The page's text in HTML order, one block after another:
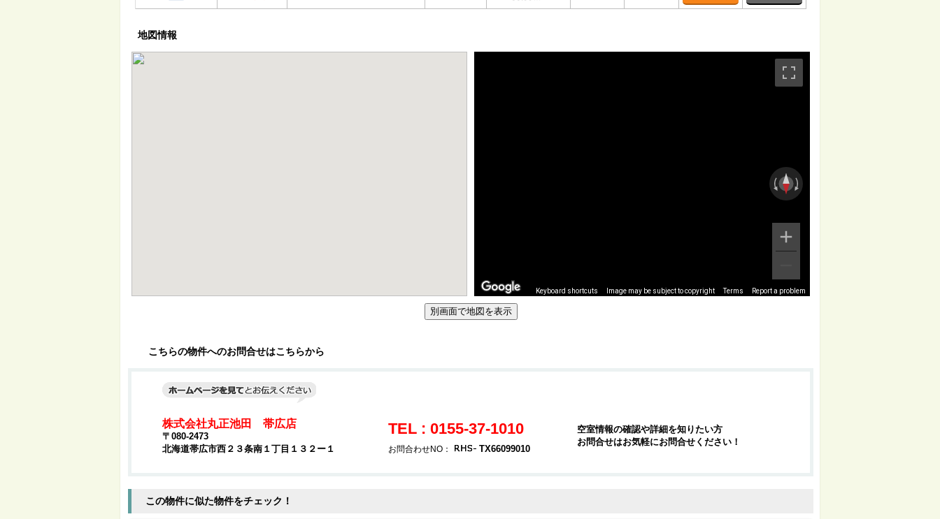
地図情報
Keyboard shortcuts Image may be subject to copyright Terms Report a problem
こちらの物件へのお問合せはこちらから
株式会社丸正池田 帯広店
〒080-2473
北海道帯広市西２３条南１丁目１３２ー１
TEL : 0155-37-1010
お問合わせNO： TX66099010
空室情報の確認や詳細を知りたい方
お問合せはお気軽にお問合せください！
この物件に似た物件をチェック！